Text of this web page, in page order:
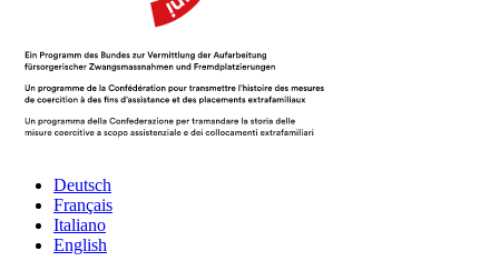
Deutsch
Français
Italiano
English